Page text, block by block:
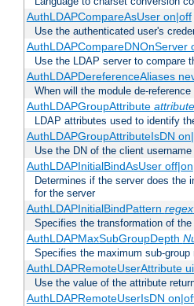
AuthLDAPCompareAsUser on|off
Use the authenticated user's
AuthLDAPCompareDNOnServer
Use the LDAP server to compare
AuthLDAPDereferenceAliases
When will the module de-reference
AuthLDAPGroupAttribute attribute
LDAP attributes used to identify
AuthLDAPGroupAttributeIsDN
Use the DN of the client
AuthLDAPInitialBindAsUser off|on
Determines if the server does the
for the server
AuthLDAPInitialBindPattern regex
Specifies the transformation of
AuthLDAPMaxSubGroupDepth
Specifies the maximum sub-
AuthLDAPRemoteUserAttribute
Use the value of the attribute
AuthLDAPRemoteUserIsDN